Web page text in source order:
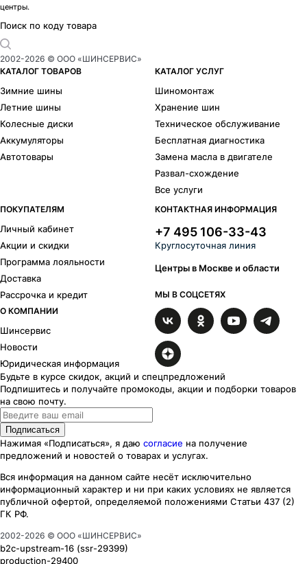
Apollo
Aria 5
Bimmer
Birmingham
15
Bremen 1
Express 8
Fatale 18
Fuoco 6 1
Iguan
1
Kent 2
King 6
1
Koenig 1
Koln 15
Komet 26
Leipzig-D 5
Leipzig
10
Lewis
Load 5
Luft
2
Magma
17
Mark 13
Midlands 1
Milano 9
Monaco
3
Munchen 28
Nitro 1
NTT 1
Panorama 3
Peak
14
центры.
Поиск по коду товара
2002-2026 © ООО «ШИНСЕРВИС»
КАТАЛОГ ТОВАРОВ
Зимние шины
Летние шины
Колесные диски
Аккумуляторы
Автотовары
КАТАЛОГ УСЛУГ
Шиномонтаж
Хранение шин
Техническое обслуживание
Бесплатная диагностика
Замена масла в двигателе
Развал-схождение
Все услуги
ПОКУПАТЕЛЯМ
Личный кабинет
Акции и скидки
Программа лояльности
Доставка
Рассрочка и кредит
О КОМПАНИИ
Шинсервис
Новости
Юридическая информация
КОНТАКТНАЯ ИНФОРМАЦИЯ
+7 495 106-33-43
Круглосуточная линия
Центры в Москве и области
МЫ В СОЦСЕТЯХ
Будьте в курсе скидок, акций и спецпредложений
Подпишитесь и получайте промокоды, акции и подборки товаров
на свою почту.
Подписаться
Нажимая «Подписаться», я даю согласие на получение
предложений и новостей о товарах и услугах.
Вся информация на данном сайте несёт исключительно
информационный характер и ни при каких условиях не является
публичной офертой, определяемой положениями Статьи 437 (2)
ГК РФ.
2002-2026 © ООО «ШИНСЕРВИС»
b2c-upstream-16 (ssr-29399)
production-29400